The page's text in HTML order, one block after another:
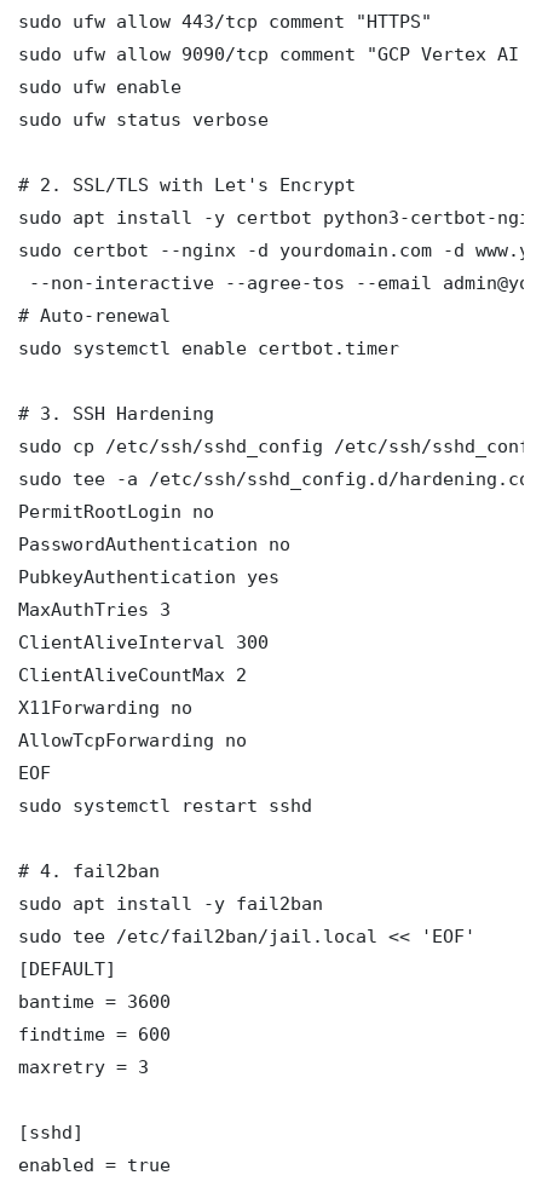
sudo ufw allow 443/tcp comment "HTTPS"
sudo ufw allow 9090/tcp comment "GCP Vertex AI
sudo ufw enable
sudo ufw status verbose
# 2. SSL/TLS with Let's Encrypt
sudo apt install -y certbot python3-certbot-
sudo certbot --nginx -d yourdomain.com -d
--non-interactive --agree-tos --email
# Auto-renewal
sudo systemctl enable certbot.timer
# 3. SSH Hardening
sudo cp /etc/ssh/sshd_config /etc/ssh/
sudo tee -a /etc/ssh/sshd_config.d/
PermitRootLogin no
PasswordAuthentication no
PubkeyAuthentication yes
MaxAuthTries 3
ClientAliveInterval 300
ClientAliveCountMax 2
X11Forwarding no
AllowTcpForwarding no
EOF
sudo systemctl restart sshd
# 4. fail2ban
sudo apt install -y fail2ban
sudo tee /etc/fail2ban/jail.local << 'EOF'
[DEFAULT]
bantime = 3600
findtime = 600
maxretry = 3
[sshd]
enabled = true